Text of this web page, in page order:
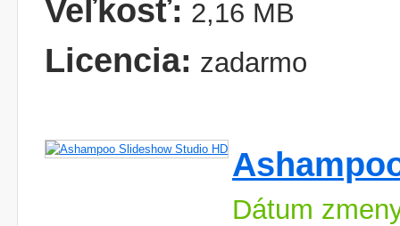
Veľkosť: 2,16 MB
Licencia: zadarmo
Dátum